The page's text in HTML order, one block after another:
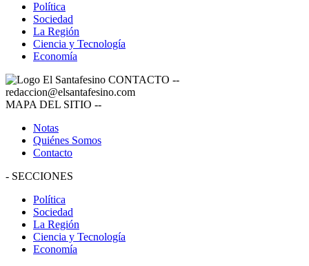
Política
Sociedad
La Región
Ciencia y Tecnología
Economía
CONTACTO --
redaccion@elsantafesino.com
MAPA DEL SITIO --
Notas
Quiénes Somos
Contacto
- SECCIONES
Política
Sociedad
La Región
Ciencia y Tecnología
Economía